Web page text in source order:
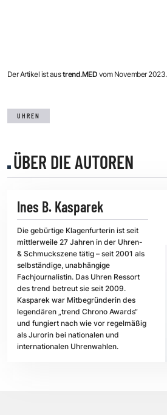
Der Artikel ist austrend.MED vom November 2023.
UHREN
ÜBER DIE AUTOREN
Ines B. Kasparek
Die gebürtige Klagenfurterin ist seit
mittlerweile 27 Jahren in der Uhren-
& Schmuckszene tätig – seit 2001 als
selbständige, unabhängige
Fachjournalistin. Das Uhren Ressort
des trend betreut sie seit 2009.
Kasparek war Mitbegründerin des
legendären „trend Chrono Awards“
und fungiert nach wie vor regelmäßig
als Jurorin bei nationalen und
internationalen Uhrenwahlen.